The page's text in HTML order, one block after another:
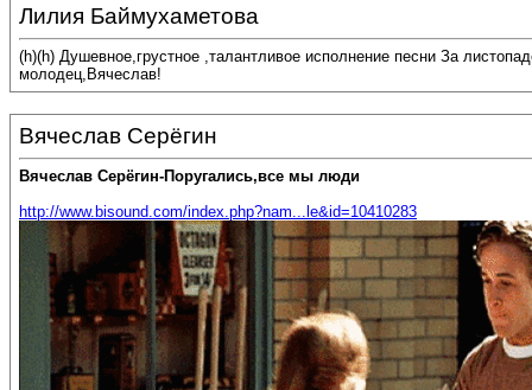
Лилия Баймухаметова
(h)(h) Душевное,грустное ,талантливое исполнение песни За
молодец,Вячеслав!
Вячеслав Серёгин
Вячеслав Серёгин-Поругались,все мы люди
http://www.bisound.com/index.php?nam...le&id=10410283